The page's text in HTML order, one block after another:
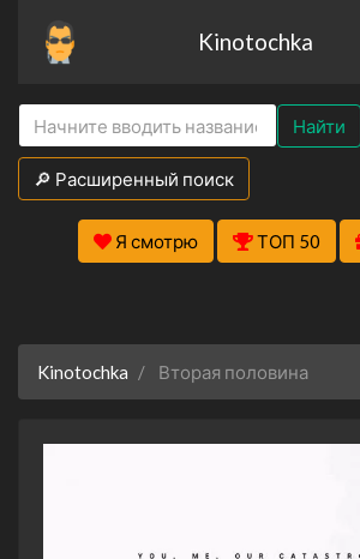
Kinotochka
Найти
🔎 Расширенный поиск
Я смотрю ТОП 50
Kinotochka Вторая половина